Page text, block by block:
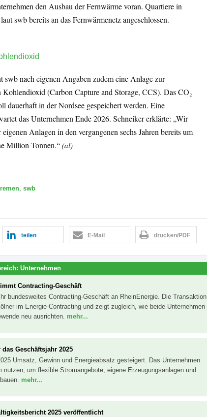
den Ausbau der Fernwärme voran. Quartiere in
swb bereits an das Fernwärmenetz angeschlossen.
nach eigenen Angaben zudem eine Anlage zur
(Carbon Capture and Storage, CCS). Das CO₂
dauerhaft in der Nordsee gespeichert werden. Eine
das Unternehmen Ende 2026. Schneiker erklärte: „Wir
Anlagen in den vergangenen sechs Jahren bereits um
Million Tonnen.“ (al)
swb
teilen E-Mail drucken/PDF
Unternehmen
Contracting-Geschäft
bundesweites Contracting-Geschäft an RheinEnergie. Die Transaktion
im Energie-Contracting und zeigt zugleich, wie beide Unternehmen
neu ausrichten. mehr...
Geschäftsjahr 2025
Umsatz, Gewinn und Energieabsatz gesteigert. Das Unternehmen
nutzen, um flexible Stromangebote, eigene Erzeugungsanlagen und
mehr...
2025 veröffentlicht